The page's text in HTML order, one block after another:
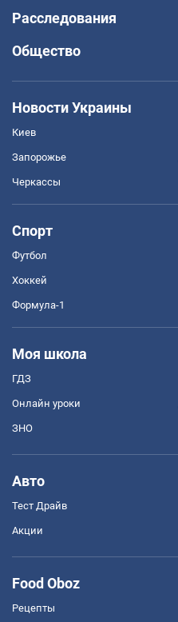
Расследования
Общество
Новости Украины
Киев
Запорожье
Черкассы
Спорт
Футбол
Хоккей
Формула-1
Моя школа
ГДЗ
Онлайн уроки
ЗНО
Авто
Тест Драйв
Акции
Food Oboz
Рецепты